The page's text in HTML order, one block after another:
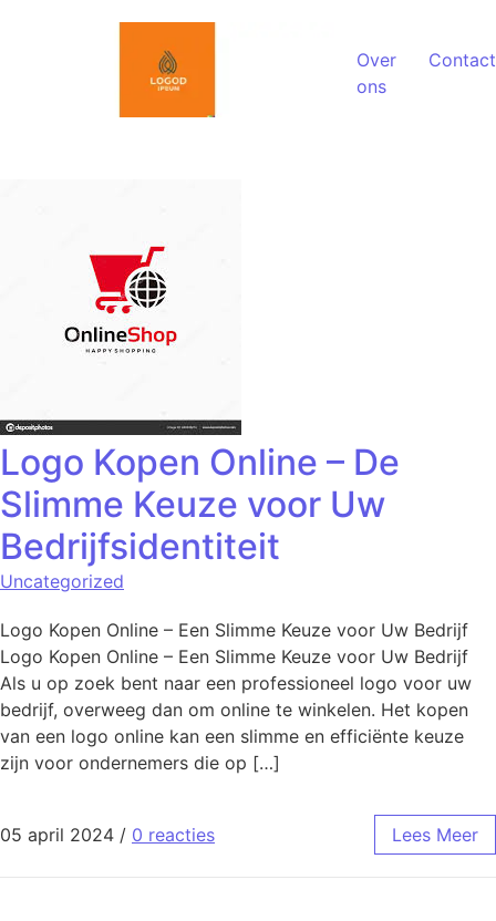
Over
ons
Contact
Logo Kopen Online – De
Slimme Keuze voor Uw
Bedrijfsidentiteit
Uncategorized
Logo Kopen Online – Een Slimme Keuze voor Uw Bedrijf
Logo Kopen Online – Een Slimme Keuze voor Uw Bedrijf
Als u op zoek bent naar een professioneel logo voor uw
bedrijf, overweeg dan om online te winkelen. Het kopen
van een logo online kan een slimme en efficiënte keuze
zijn voor ondernemers die op […]
05 april 2024 / 0 reacties Lees Meer